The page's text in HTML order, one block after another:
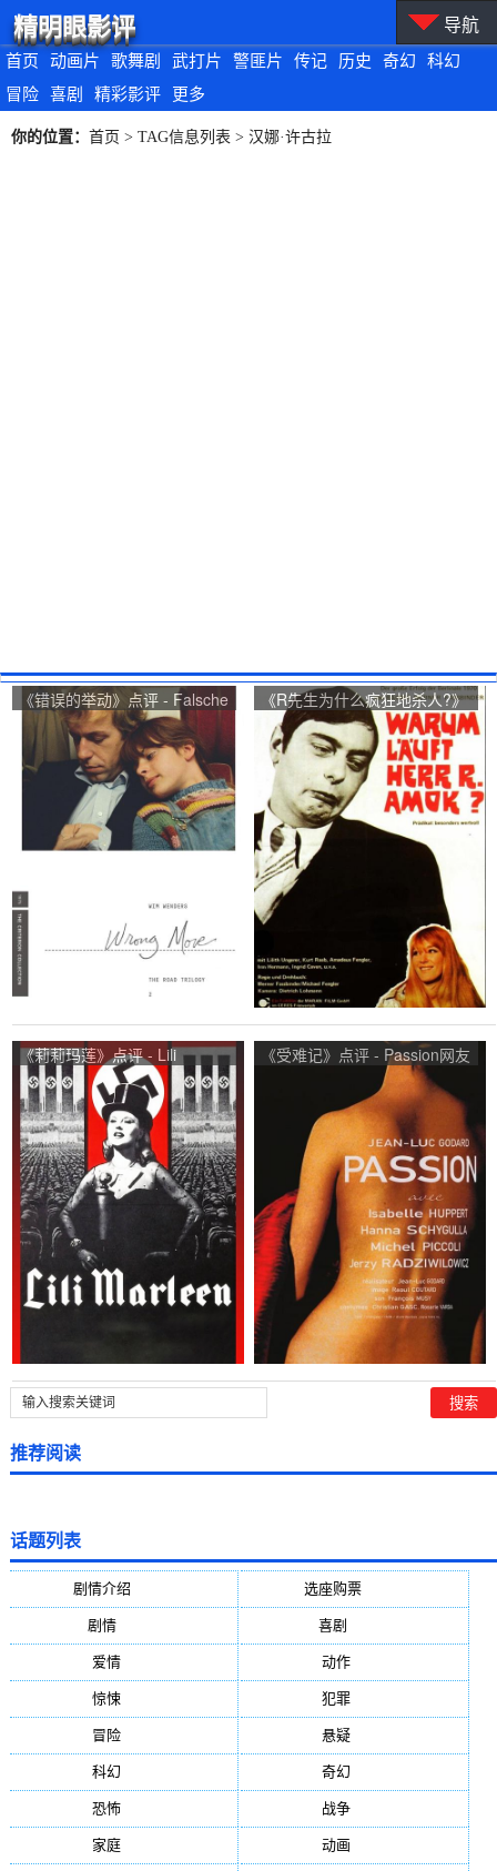
首页 动画片 歌舞剧 武打片 警匪片 传记 历史 奇幻
科幻
冒险
喜剧 精彩影评 更多
精明眼影评 导航
你的位置： 首页 > TAG信息列表 > 汉娜·许古拉
《错误的举动》点评 - Falsche
Bewegung网友评价
《R先生为什么疯狂地杀人?》
点评 - Warum läuft Herr R.
Amok?网友评价
《莉莉玛莲》点评 - Lili
Marleen网友评价
《受难记》点评 - Passion网友
推荐阅读
话题列表
剧情介绍 选座购票(5388)
剧情 喜剧
爱情(887) 动作
惊悚(648) 犯罪
冒险(377) 悬疑
科幻 奇幻
恐怖(236) 战争
家庭(195) 动画